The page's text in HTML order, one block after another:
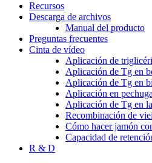
Recursos
Descarga de archivos
Manual del producto
Preguntas frecuentes
Cinta de vídeo
Aplicación de
Aplicación de Tg en
Aplicación de Tg en
Aplicación en
Aplicación de Tg en
Recombinación de
Cómo hacer jamón
Capacidad de
R & D